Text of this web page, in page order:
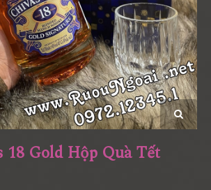
18 Gold Hộp Quà Tết